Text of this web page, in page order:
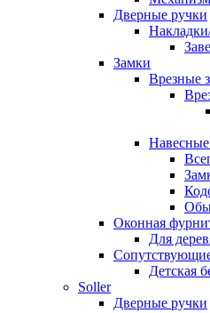
Дверные ручки
Замки
Врезные
Оконная
Для
Детская
Soller
Дверные ручки